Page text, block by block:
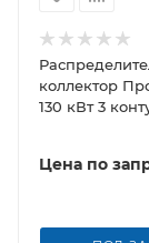
коллектор
130 кВт 3
Цена по